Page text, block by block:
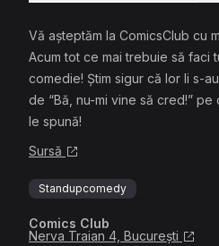
Vă așteptăm la ComicsClub cu
Acum tot ce mai trebuie să faci
comedie! Știm sigur că lor li s-
de “Bă, nu-mi vine să cred!”
le spună!
Sursă
Standupcomedy
Comics Club
Nerva Traian 4, București